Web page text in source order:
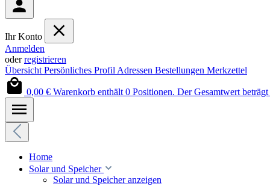
Ihr Konto
Anmelden
oderregistrieren
Übersicht Persönliches Profil Adressen Bestellungen Merkzettel
0,00 € Warenkorb enthält 0 Positionen. Der Gesamtwert
Home
Solar und Speicher
Solar und Speicher anzeigen